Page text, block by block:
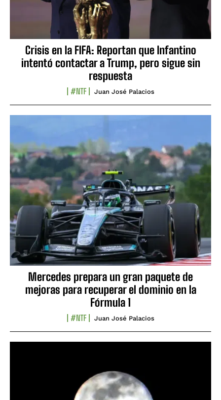
Crisis en la FIFA: Reportan que Infantino
intentó contactar a Trump, pero sigue sin
respuesta
#NTF Juan José Palacios
Mercedes prepara un gran paquete de
mejoras para recuperar el dominio en la
Fórmula 1
#NTF Juan José Palacios